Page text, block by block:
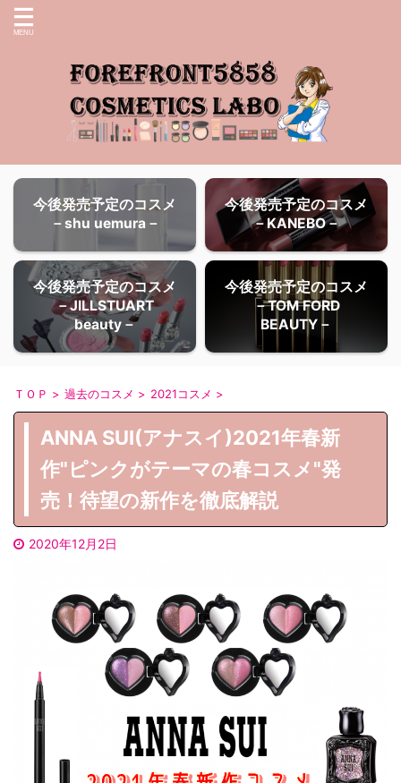
今後発売予定のコスメ
－shu uemura－
今後発売予定のコスメ
－KANEBO－
今後発売予定のコスメ
－JILLSTUART
beauty－
今後発売予定のコスメ
－TOM FORD
BEAUTY－
ＴＯＰ > 過去のコスメ > 2021コスメ >
ANNA SUI(アナスイ)2021年春新
作"ピンクがテーマの春コスメ"発
売！待望の新作を徹底解説
2020年12月2日